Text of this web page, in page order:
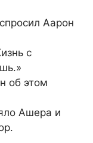
Аарон
с
об этом
Ашера и